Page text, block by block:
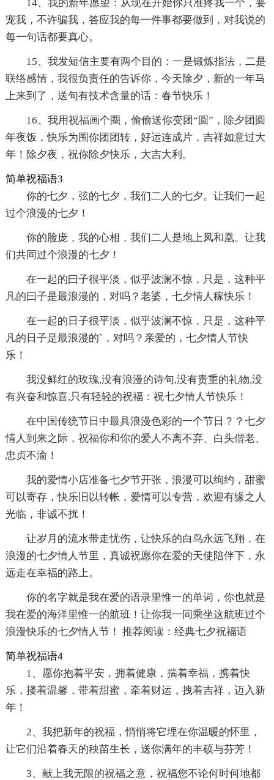
14、我的新年愿望：从现在开始你只准疼我一个，要
宠我，不许骗我，答应我的每一件事都要做到，对我说的
每一句话都要真心。
15、我发短信主要有两个目的：一是锻炼指法，二是
联络感情，我很负责任的告诉你，今天除夕，新的一年马
上来到了，送句有技术含量的话：春节快乐！
16、我用祝福画个圈，偷偷送你变团“圆”，除夕团圆
年夜饭，快乐为围你团团转，好运连成片，吉祥如意过大
年！除夕夜，祝你除夕快乐，大吉大利。
简单祝福语3
你的七夕，弦的七夕，我们二人的七夕。让我们一起
过个浪漫的七夕！
你的脸庞，我的心相，我们二人是地上凤和凰。让我
们共同过个浪漫的七夕！
在一起的曰子很平淡，似乎波澜不惊，只是，这种平
凡的曰子是最浪漫的，对吗？老婆，七夕情人稼快乐！
在一起的日子很平淡，似乎波澜不惊，只是，这种平
凡的日子是最浪漫的`，对吗？亲爱的，七夕情人节快
乐！
我没鲜红的玫瑰,没有浪漫的诗句,没有贵重的礼物,没
有兴奋和惊喜,只有轻轻的祝福：祝七夕情人节快乐！
在中国传统节日中最具浪漫色彩的一个节日？？七夕
情人到来之际，祝福你和你的爱人不离不弃、白头偕老、
忠贞不渝！
我的爱情小店准备七夕节开张，浪漫可以绚约，甜蜜
可以寄存，快乐旧以转帐，爱情可以专营，欢迎有缘之人
光临，非诚不扰！
让岁月的流水带走忧伤，让快乐的白鸟永远飞翔，在
浪漫的七夕情人节里，真诚祝愿你在爱的天使陪伴下，永
远走在幸福的路上。
你的名字就是我在爱的语录里惟一的单词，你也就是
我在爱的海洋里惟一的航班！让你我一同乘坐这航班过个
浪漫快乐的七夕情人节！ 推荐阅读：经典七夕祝福语
简单祝福语4
1、愿你抱着平安，拥着健康，揣着幸福，携着快
乐，搂着温馨，带着甜蜜，牵着财运，拽着吉祥，迈入新
年！
2、我把新年的祝福，悄悄将它埋在你温暖的怀里，
让它们沿着春天的秧苗生长，送你满年的丰硕与芬芳！
3、献上我无限的祝福之意，祝福您不论何时何地都